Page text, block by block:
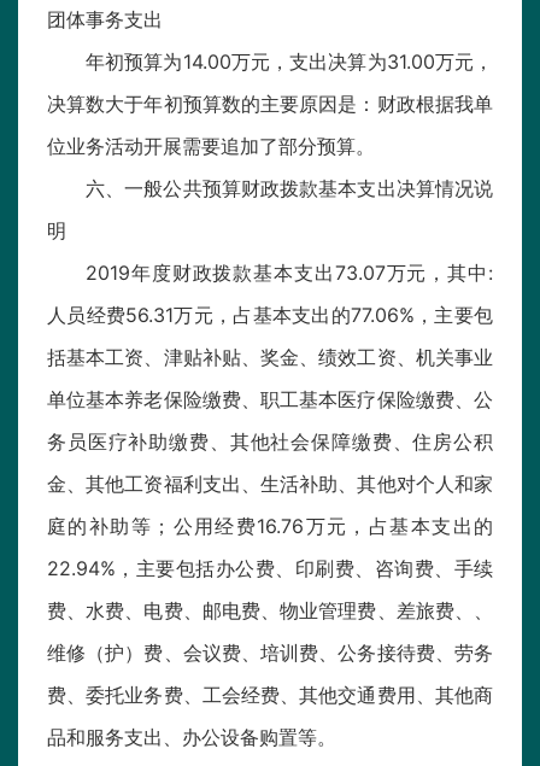
团体事务支出
年初预算为14.00万元，支出决算为31.00万元，
决算数大于年初预算数的主要原因是：财政根据我单
位业务活动开展需要追加了部分预算。
六、一般公共预算财政拨款基本支出决算情况说
明
2019年度财政拨款基本支出73.07万元，其中:
人员经费56.31万元，占基本支出的77.06%，主要包
括基本工资、津贴补贴、奖金、绩效工资、机关事业
单位基本养老保险缴费、职工基本医疗保险缴费、公
务员医疗补助缴费、其他社会保障缴费、住房公积
金、其他工资福利支出、生活补助、其他对个人和家
庭的补助等；公用经费16.76万元，占基本支出的
22.94%，主要包括办公费、印刷费、咨询费、手续
费、水费、电费、邮电费、物业管理费、差旅费、、
维修（护）费、会议费、培训费、公务接待费、劳务
费、委托业务费、工会经费、其他交通费用、其他商
品和服务支出、办公设备购置等。